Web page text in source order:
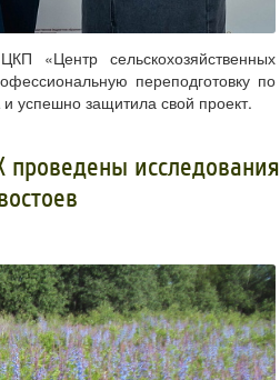
сельскохозяйственных
переподготовку по
успешно защитила свой проект.
исследования